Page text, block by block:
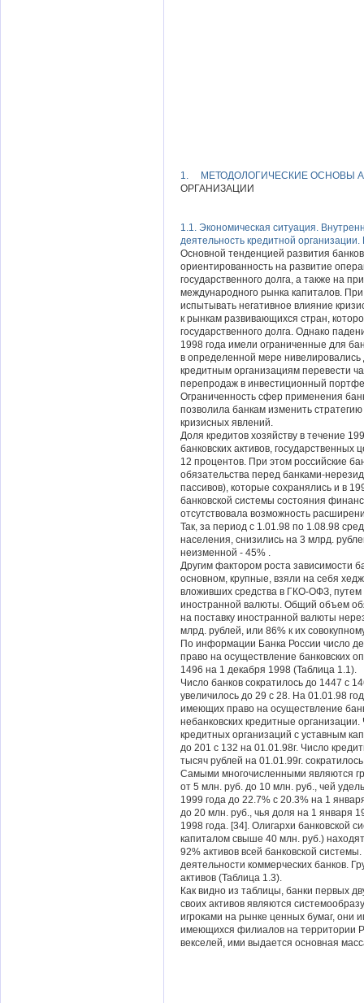
1. МЕТОДОЛОГИЧЕСКИЕ ОСНОВЫ
ОРГАНИЗАЦИИ
1.1. Экономическая ситуация.
деятельность кредитной
Основной тенденцией развития
ориентированность на развитие
государственного долга, а также на
международного рынка капиталов.
испытывать негативное влияние
к рынкам развивающихся стран,
государственного долга. Однако
1998 года имели ограниченные для
в определенной мере
кредитным организациям перевести
перепродаж в инвестиционный
Ограниченность сфер применения
позволила банкам изменить
кризисных явлений.
Доля кредитов хозяйству в течение
банковских активов, государственных
12 процентов. При этом российские
обязательства перед банками-
пассивов), которые сохранялись и в
банковской системы состояния
отсутствовала возможность
Так, за период с 1.01.98 по 1.08.98
населения, снизились на 3 млрд.
неизменной - 45% .
Другим фактором роста зависимости
основном, крупные, взяли на себя
вложивших средства в ГКО-ОФЗ, путем
иностранной валюты. Общий объем
на поставку иностранной валюты
млрд. рублей, или 86% к их
По информации Банка России число
право на осуществление банковских
1496 на 1 декабря 1998 (Таблица 1.1).
Число банков сократилось до 1447 с
увеличилось до 29 с 28. На 01.01.98
имеющих право на осуществление
небанковских кредитные
кредитных организаций с уставным
до 201 с 132 на 01.01.98г. Число
тысяч рублей на 01.01.99г.
Самыми многочисленными являются
от 5 млн. руб. до 10 млн. руб., чей
1999 года до 22.7% с 20.3% на 1
до 20 млн. руб., чья доля на 1 января
1998 года. [34]. Олигархи банковской
капиталом свыше 40 млн. руб.)
92% активов всей банковской
деятельности коммерческих банков.
активов (Таблица 1.3).
Как видно из таблицы, банки первых
своих активов являются
игроками на рынке ценных бумаг, они
имеющихся филиалов на территории
векселей, ими выдается основная